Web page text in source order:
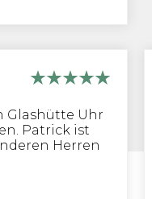
Glashütte Uhr
Patrick ist
Herren